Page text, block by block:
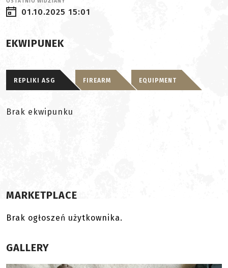
01.10.2025 15:01
EKWIPUNEK
REPLIKI ASG FIREARM EQUIPMENT
Brak ekwipunku
MARKETPLACE
Brak ogłoszeń użytkownika.
GALLERY